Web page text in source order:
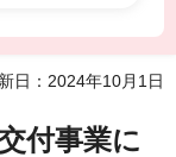
日：2024年10月1日
付事業に